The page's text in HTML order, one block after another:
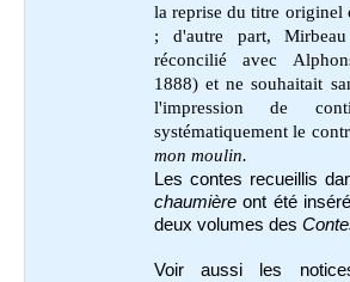
la reprise du titre originel
; d'autre part, Mirbeau
réconcilié avec
1888) et ne souhaitait
l'impression de
systématiquement le
mon moulin.
Les contes recueillis
chaumière ont été
deux volumes des
Voir aussi les